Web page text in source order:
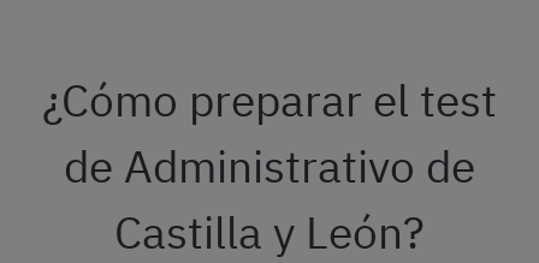
¿Cómo preparar el test
de Administrativo de
Castilla y León?